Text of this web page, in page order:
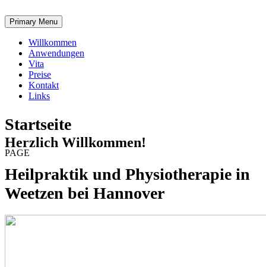
to
content
Primary Menu
Willkommen
Anwendungen
Vita
Preise
Kontakt
Links
Startseite
PAGE
Herzlich Willkommen!
Heilpraktik und Physiotherapie in
Weetzen bei Hannover